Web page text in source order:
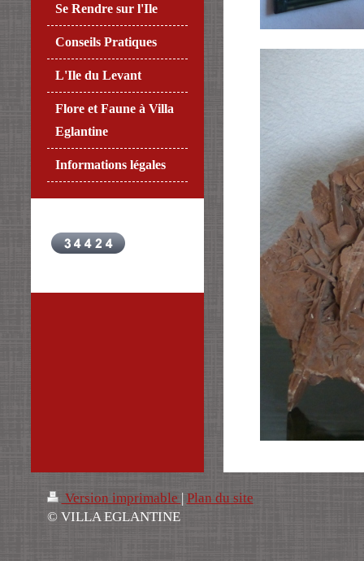
Se Rendre sur l'Ile
Conseils Pratiques
L'Ile du Levant
Flore et Faune à Villa
Eglantine
Informations légales
Version imprimable | Plan du site
© VILLA EGLANTINE